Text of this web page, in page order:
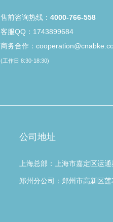
售前咨询热线： 4000-766-558
客服QQ：1743899684
商务合作：
(工作日 8:30-18:30)
公司地址
上海总部：上海市嘉定区运
郑州分公司：郑州市高新区